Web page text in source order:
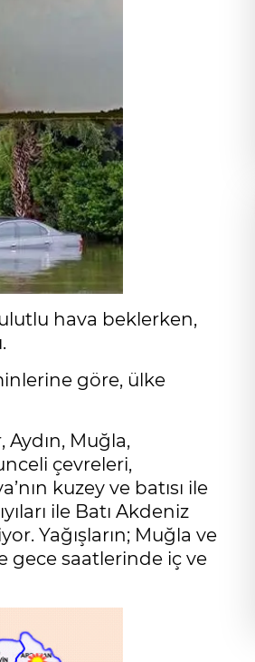
hava beklerken,
göre, ülke
Muğla,
çevreleri,
kuzey ve batısı ile
ile Batı Akdeniz
Yağışların; Muğla ve
gece saatlerinde iç ve